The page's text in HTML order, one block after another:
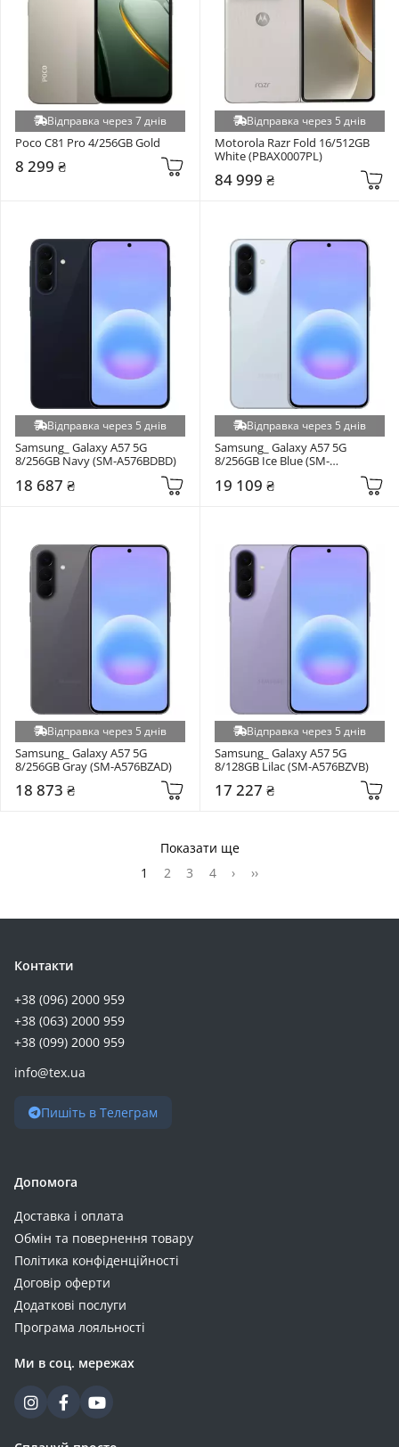
Відправка через 7 днів
Poco C81 Pro 4/256GB Gold
8 299 ₴
Відправка через 5 днів
Motorola Razr Fold 16/512GB
White (PBAX0007PL)
84 999 ₴
Відправка через 5 днів
Samsung_ Galaxy A57 5G
8/256GB Navy (SM-A576BDBD)
18 687 ₴
Відправка через 5 днів
Samsung_ Galaxy A57 5G
8/256GB Ice Blue (SM-
19 109 ₴
Відправка через 5 днів
Samsung_ Galaxy A57 5G
8/256GB Gray (SM-A576BZAD)
18 873 ₴
Відправка через 5 днів
Samsung_ Galaxy A57 5G
8/128GB Lilac (SM-A576BZVB)
17 227 ₴
Показати ще
1
2 3 4 › ››
Контакти
+38 (096) 2000 959
+38 (063) 2000 959
+38 (099) 2000 959
info@tex.ua
Пишіть в Телеграм
Допомога
Доставка і оплата
Обмін та повернення товару
Політика конфіденційності
Договір оферти
Додаткові послуги
Програма лояльності
Ми в соц. мережах